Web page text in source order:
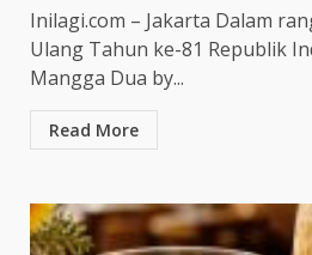
Inilagi.com – Jakarta Dalam
Ulang Tahun ke-81 Republik
Mangga Dua by...
Read More